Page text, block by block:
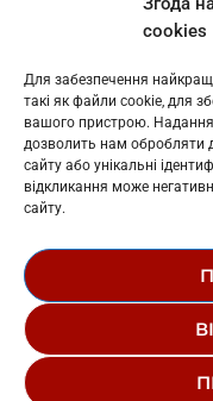
cookies
Для забезпечення
такі як файли cookie, для
вашого пристрою. Надання
дозволить нам обробляти
сайту або унікальні
відкликання може
сайту.
: L11-01410
: L11-01801
Косів: L11-01805
Гарасимів: L11-02274
© 1995-2026 РК
РЕДАКЦІЙНИЙ
СТРУКТУРА